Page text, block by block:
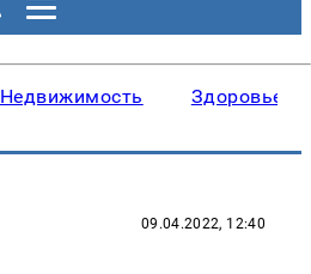
Недвижимость Здоровье
09.04.2022, 12:40